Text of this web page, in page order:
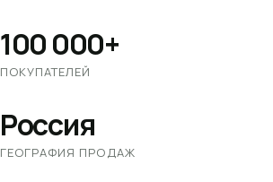
100 000+
ПОКУПАТЕЛЕЙ
Россия
ГЕОГРАФИЯ ПРОДАЖ